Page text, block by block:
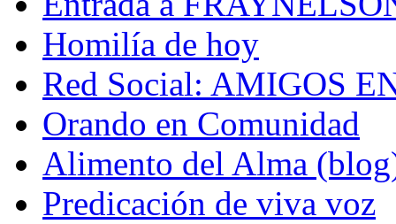
Homilía de hoy
Red Social: AMIGOS
Orando en Comunidad
Alimento del Alma
Predicación de viva voz